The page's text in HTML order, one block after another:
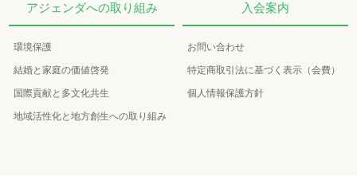
アジェンダへの取り組み
環境保護
結婚と家庭の価値啓発
国際貢献と多文化共生
地域活性化と地方創生への取り組み
入会案内
お問い合わせ
特定商取引法に基づく表示（会費）
個人情報保護方針